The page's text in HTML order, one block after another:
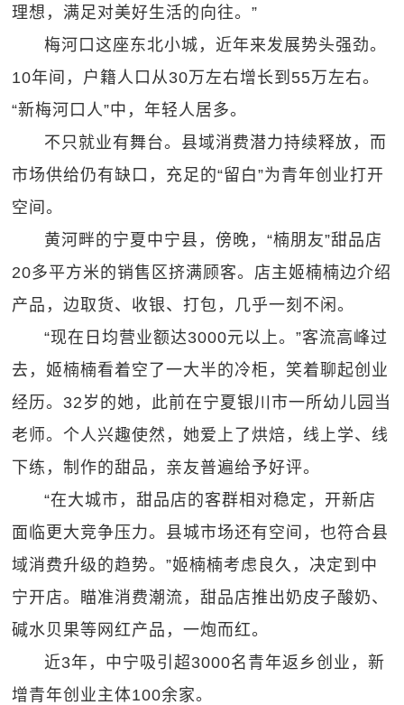
理想，满足对美好生活的向往。”
梅河口这座东北小城，近年来发展势头强劲。
10年间，户籍人口从30万左右增长到55万左右。
“新梅河口人”中，年轻人居多。
不只就业有舞台。县域消费潜力持续释放，而
市场供给仍有缺口，充足的“留白”为青年创业打开
空间。
黄河畔的宁夏中宁县，傍晚，“楠朋友”甜品店
20多平方米的销售区挤满顾客。店主姬楠楠边介绍
产品，边取货、收银、打包，几乎一刻不闲。
“现在日均营业额达3000元以上。”客流高峰过
去，姬楠楠看着空了一大半的冷柜，笑着聊起创业
经历。32岁的她，此前在宁夏银川市一所幼儿园当
老师。个人兴趣使然，她爱上了烘焙，线上学、线
下练，制作的甜品，亲友普遍给予好评。
“在大城市，甜品店的客群相对稳定，开新店
面临更大竞争压力。县城市场还有空间，也符合县
域消费升级的趋势。”姬楠楠考虑良久，决定到中
宁开店。瞄准消费潮流，甜品店推出奶皮子酸奶、
碱水贝果等网红产品，一炮而红。
近3年，中宁吸引超3000名青年返乡创业，新
增青年创业主体100余家。